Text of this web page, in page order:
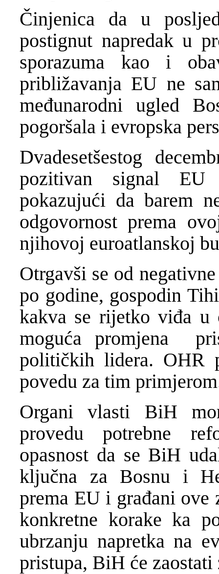
Činjenica da u
postignut napredak u
sporazuma kao i
približavanja EU ne
međunarodni ugled
pogoršala i evropska
Dvadesetšestog
pozitivan signal EU
pokazujući da barem
odgovornost prema
njihovoj euroatlanskoj
Otrgavši se od
po godine, gospodin
kakva se rijetko viđa u
moguća promjena
političkih lidera. OHR
povedu za tim
Organi vlasti BiH
provedu potrebne
opasnost da se BiH
ključna za Bosnu i
prema EU i građani ove
konkretne korake ka
ubrzanju napretka na
pristupa, BiH će